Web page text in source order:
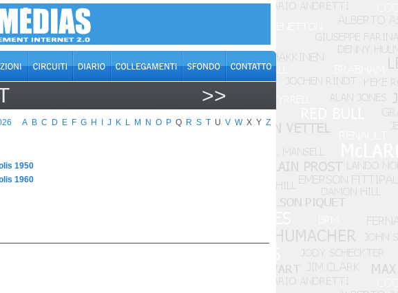
>>
A B C D E F G H J K L M N O P Q R S T U V W X Y Z
1950
1960